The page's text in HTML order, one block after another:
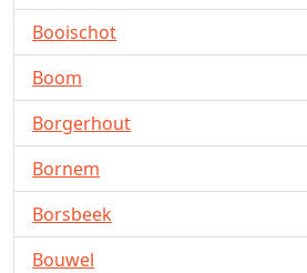
Booischot
Boom
Borgerhout
Bornem
Borsbeek
Bouwel